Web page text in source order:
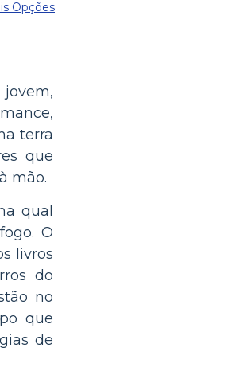
Opções
terra
que
mão.
qual
O
livros
do
no
que
de